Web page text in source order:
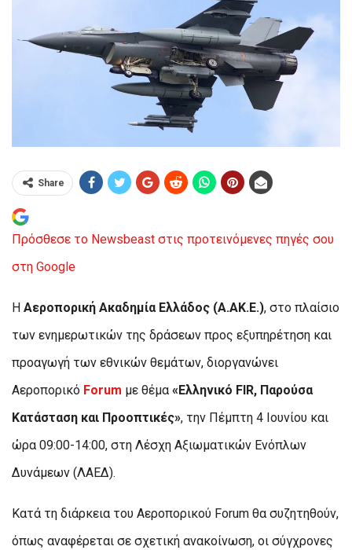
Share
Πρόσθεσε το Newsbeast στις προτεινόμενες πηγές σου
στη Google
Η Αεροπορική Ακαδημία Ελλάδος (Α.ΑΚ.Ε.), στο πλαίσιο
των ενημερωτικών της δράσεων προς εξυπηρέτηση και
προαγωγή των εθνικών θεμάτων, διοργανώνει
Αεροπορικό Forum με θέμα «Ελληνικό FIR, Παρούσα
Κατάσταση και Προοπτικές», την Πέμπτη 4 Ιουνίου και
ώρα 09:00-14:00, στη Λέσχη Αξιωματικών Ενόπλων
Δυνάμεων (ΛΑΕΔ).
Κατά τη διάρκεια του Αεροπορικού Forum θα συζητηθούν,
όπως αναφέρεται σε σχετική ανακοίνωση, οι σύγχρονες